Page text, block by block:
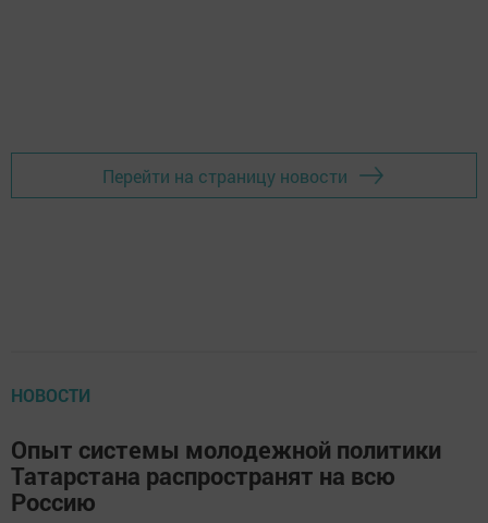
Перейти на страницу новости
НОВОСТИ
Опыт системы молодежной политики
Татарстана распространят на всю
Россию